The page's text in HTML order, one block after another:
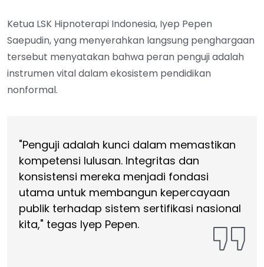
Ketua LSK Hipnoterapi Indonesia, Iyep Pepen
Saepudin, yang menyerahkan langsung penghargaan
tersebut menyatakan bahwa peran penguji adalah
instrumen vital dalam ekosistem pendidikan
nonformal.
"Penguji adalah kunci dalam memastikan
kompetensi lulusan. Integritas dan
konsistensi mereka menjadi fondasi
utama untuk membangun kepercayaan
publik terhadap sistem sertifikasi nasional
kita," tegas Iyep Pepen.